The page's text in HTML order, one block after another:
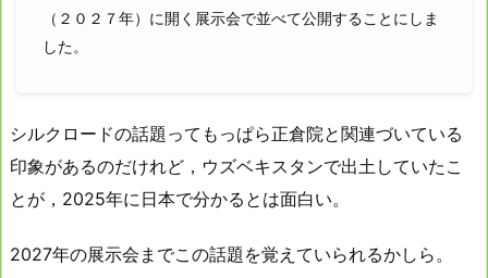
（２０２７年）に開く展示会で並べて公開することにしま
した。
シルクロードの話題ってもっぱら正倉院と関連づいている
印象があるのだけれど，ウズベキスタンで出土していたこ
とが，2025年に日本で分かるとは面白い。
2027年の展示会までこの話題を覚えていられるかしら。